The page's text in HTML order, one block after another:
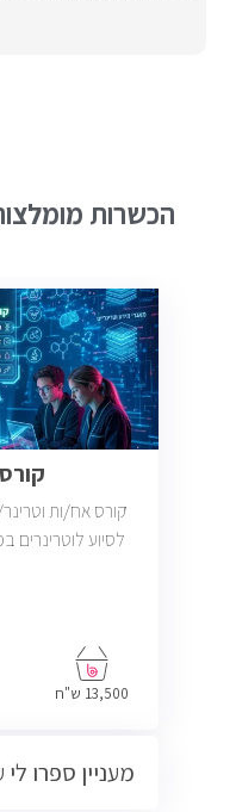
הכשרות
קורס אח/ות
לסיוע לוטרינרים
13,500 ש"ח
מעניין ספרו לי